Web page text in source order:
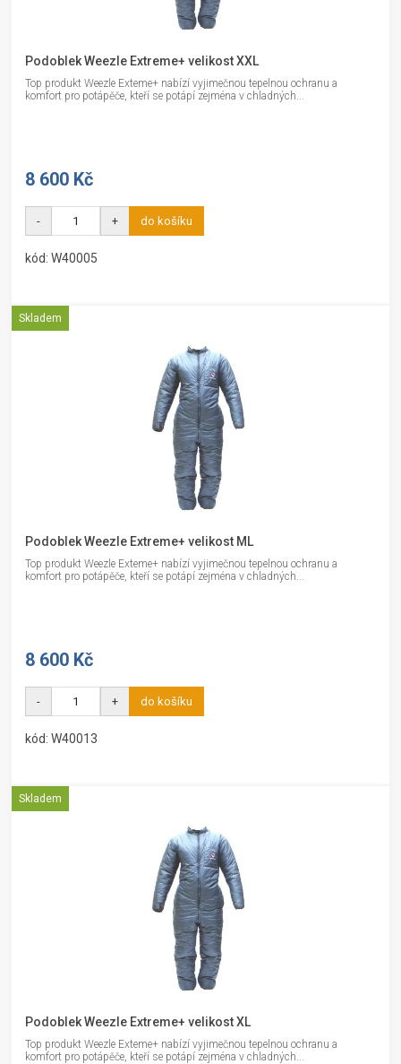
Podoblek Weezle Extreme+ velikost XXL
Top produkt Weezle Exteme+ nabízí vyjimečnou tepelnou ochranu a
komfort pro potápěče, kteří se potápí zejména v chladných...
8 600 Kč
- + do košíku
kód: W40005
Skladem
Podoblek Weezle Extreme+ velikost ML
Top produkt Weezle Exteme+ nabízí vyjimečnou tepelnou ochranu a
komfort pro potápěče, kteří se potápí zejména v chladných...
8 600 Kč
- + do košíku
kód: W40013
Skladem
Podoblek Weezle Extreme+ velikost XL
Top produkt Weezle Exteme+ nabízí vyjimečnou tepelnou ochranu a
komfort pro potápěče, kteří se potápí zejména v chladných...